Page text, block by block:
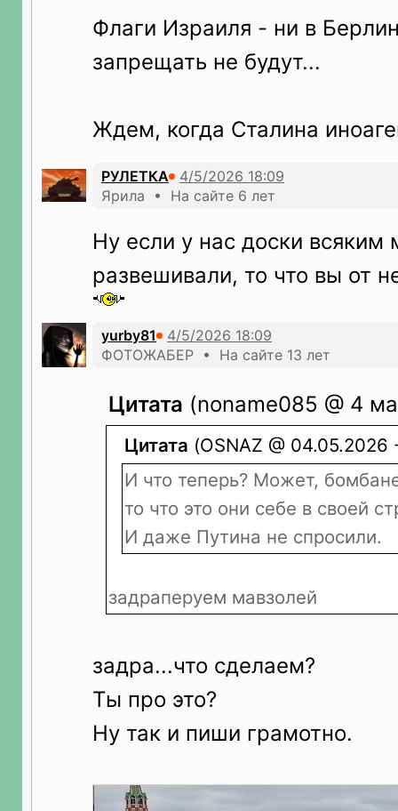
Флаги Израиля - ни в
запрещать не будут...
Ждем, когда Сталина
РУЛЕТКА
Ярила • На сайте 6 лет
Ну если у нас доски
развешивали, то что вы от
yurby81
ФОТОЖАБЕР • На сайте 13 лет
Цитата (noname085 @ 4
Цитата (OSNAZ @ 04.05.2026
И что теперь? Может,
то что это они себе в своей
И даже Путина не спросили.
задраперуем мавзолей
задра...что сделаем?
Ты про это?
Ну так и пиши грамотно.